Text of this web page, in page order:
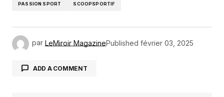
PASSION SPORT SCOOPSPORTIF
par LeMiroir MagazinePublished février 03, 2025
ADD A COMMENT